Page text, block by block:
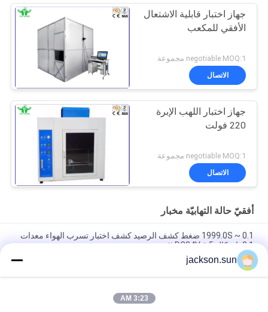
جهاز اختبار قابلية الاشتعال
الأفقي للمكعب
negotiable MOQ:1 مجموعة
الاتصال
جهاز اختبار اللهب الإبرة
220 فولت
negotiable MOQ:1 مجموعة
الاتصال
أفقيّ حالة التهابيّة مخبار
0.1 ~ 1999.0S ضغط كشف الرصيد كشف اختبار تسرب الهواء معدات
0.1 باسكال DC24V ± 5 ٪
للاشتعال
FMVSS 302 مواد المركبات ذات المحركات اختبار القابلية للاشتعال
jackson.sun
3:23 AM